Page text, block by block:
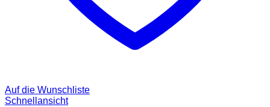
Auf die Wunschliste
Schnellansicht